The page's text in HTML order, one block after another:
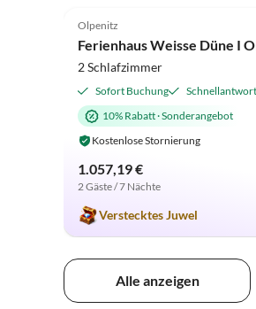
Olpenitz
Ferienhaus Weisse Düne I
2 Schlafzimmer
Sofort Buchung
10% Rabatt·Sonderangebot
Kostenlose Stornierung
1.057,19 €
2 Gäste / 7 Nächte
Verstecktes Juwel
Alle anzeigen